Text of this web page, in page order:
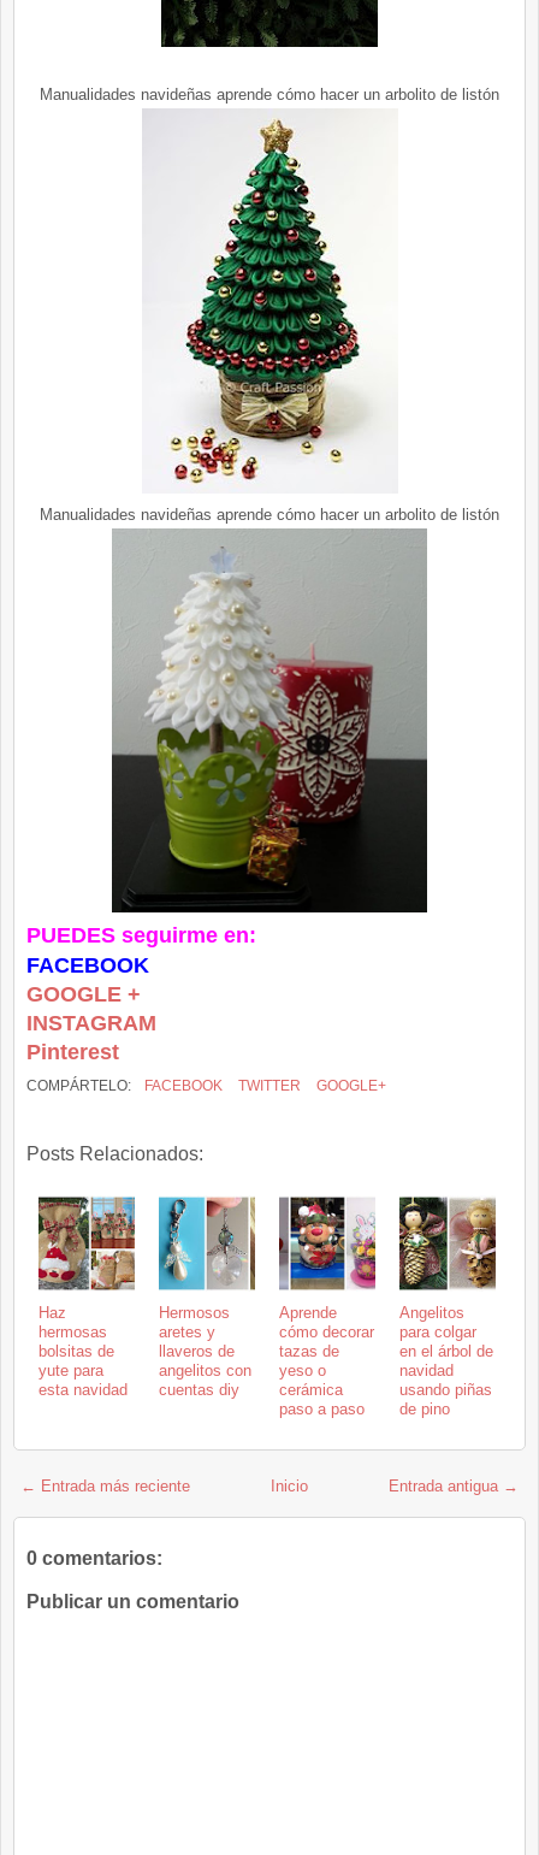
Manualidades navideñas aprende cómo hacer un arbolito de listón
Manualidades navideñas aprende cómo hacer un arbolito de listón
PUEDES seguirme en:
FACEBOOK
GOOGLE +
INSTAGRAM
Pinterest
COMPÁRTELO: FACEBOOK TWITTER GOOGLE+
Posts Relacionados:
Haz
hermosas
bolsitas de
yute para
esta navidad
Hermosos
aretes y
llaveros de
angelitos con
cuentas diy
Aprende
cómo decorar
tazas de
yeso o
cerámica
paso a paso
Angelitos
para colgar
en el árbol de
navidad
usando piñas
de pino
← Entrada más reciente Entrada antigua →
Inicio
0 comentarios:
Publicar un comentario